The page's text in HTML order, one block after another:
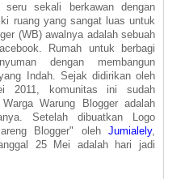
sekali berkawan dengan
ruang yang sangat luas untuk
(WB) awalnya adalah sebuah
Rumah untuk berbagi
dengan membangun
Indah. Sejak didirikan oleh
2011, komunitas ini sudah
Warung Blogger adalah
Setelah dibuatkan Logo
Blogger" oleh Jumialely,
25 Mei adalah hari jadi